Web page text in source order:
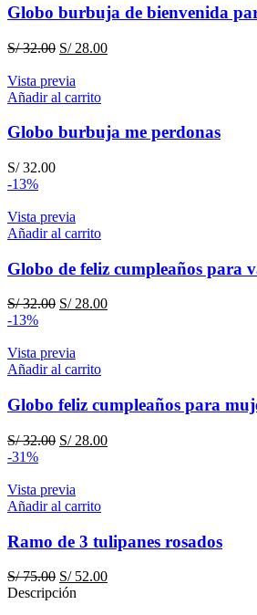
Globo burbuja de bienvenida
S/32.00 El
original
era:
S/28.00El
Vista previa
Añadir al carrito
Globo burbuja me perdonas
S/32.00
-13%
Vista previa
Añadir al carrito
S/32.00 El
era:
S/ 32.00.
S/28.00El
-13%
Vista previa
Añadir al carrito
S/32.00 El
era:
S/ 32.00.
S/28.00El
-31%
Vista previa
Añadir al carrito
Ramo de 3 tulipanes rosados
S/75.00 El
precio
S/52.00El
Descripción